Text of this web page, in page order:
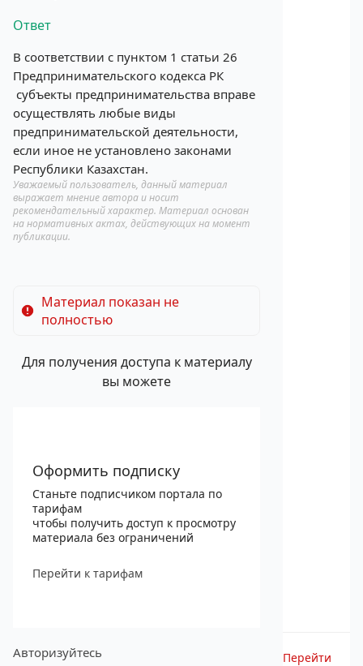
Ответ
В соответствии с пунктом 1 статьи 26
Предпринимательского кодекса РК
субъекты предпринимательства вправе
осуществлять любые виды
предпринимательской деятельности,
если иное не установлено законами
Республики Казахстан.
Уважаемый пользователь, данный материал
выражает мнение автора и носит
рекомендательный характер. Материал основан
на нормативных актах, действующих на момент
публикации.
Материал показан не
полностью
Для получения доступа к материалу
вы можете
Оформить подписку
Станьте подписчиком портала по
тарифам
чтобы получить доступ к просмотру
материала без ограничений
Перейти к тарифам
Авторизуйтесь
Перейти